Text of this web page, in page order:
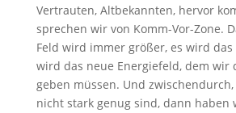
Vertrauten, Altbekannten, hervor
sprechen wir von Komm-Vor-Zone.
Feld wird immer größer, es wird das
wird das neue Energiefeld, dem wir
geben müssen. Und
nicht stark genug sind, dann haben